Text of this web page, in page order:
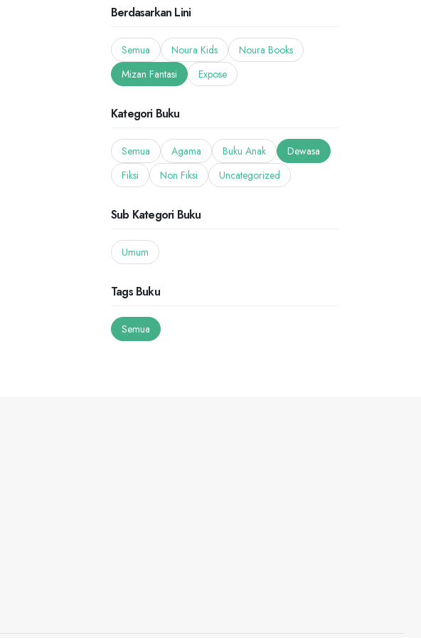
Berdasarkan Lini
Semua Noura Kids
Noura Books
Mizan Fantasi
Expose
Kategori Buku
Semua Agama Buku Anak
Dewasa
Fiksi
Non Fiksi Uncategorized
Sub Kategori Buku
Umum
Tags Buku
Semua